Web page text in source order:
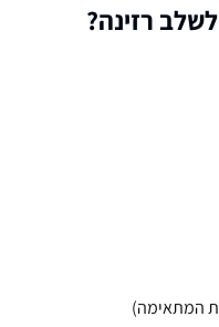
רזינה?
המתאימה)